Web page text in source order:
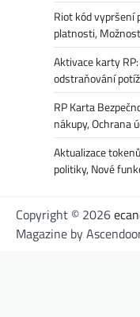
Riot kód vypršení
platnosti,
Aktivace karty
odstraňování
RP Karta
nákupy, Ochrana
Aktualizace
politiky, Nové
Copyright © 2026
Magazine by